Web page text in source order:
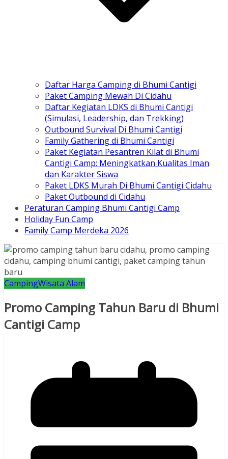
Daftar Harga Camping di Bhumi Cantigi
Paket Camping Mewah Di Cidahu
Daftar Kegiatan LDKS di Bhumi Cantigi
(Simulasi, Leadership, dan Trekking)
Outbound Survival Di Bhumi Cantigi
Family Gathering di Bhumi Cantigi
Paket Kegiatan Pesantren Kilat di Bhumi
Cantigi Camp: Meningkatkan Kualitas Iman
dan Karakter Siswa
Paket LDKS Murah Di Bhumi Cantigi Cidahu
Paket Outbound di Cidahu
Peraturan Camping Bhumi Cantigi Camp
Holiday Fun Camp
Family Camp Merdeka 2026
CampingWisata Alam
Promo Camping Tahun Baru di Bhumi
Cantigi Camp